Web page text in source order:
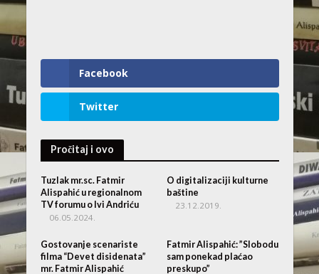
Facebook
Twitter
Pročitaj i ovo
Tuzlak mr.sc. Fatmir
Alispahić u regionalnom
TV forumu o Ivi Andriću
06.05.2024.
O digitalizaciji kulturne
baštine
23.12.2019.
Gostovanje scenariste
filma “Devet disidenata”
mr. Fatmir Alispahić
Fatmir Alispahić: ”Slobodu
sam ponekad plaćao
preskupo”